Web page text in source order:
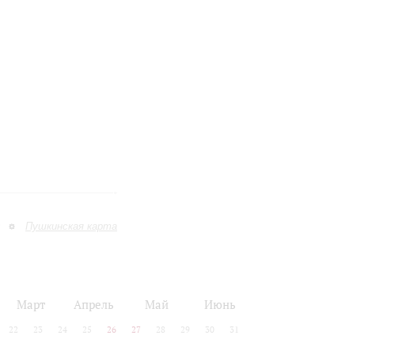
Пушкинская карта
Март Апрель Май Июнь
22 23 24 25 26 27 28 29 30 31